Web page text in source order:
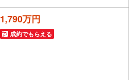
1,790万円
成約でもらえる